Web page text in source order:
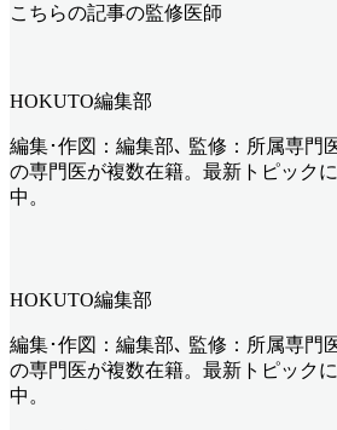
こちらの記事の監修医師
HOKUTO編集部
編集･作図：編集部､ 監修：所属専門
の専門医が複数在籍。最新トピック
中。
HOKUTO編集部
編集･作図：編集部､ 監修：所属専門
の専門医が複数在籍。最新トピック
中。